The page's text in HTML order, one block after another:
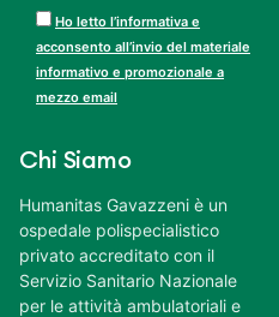
Ho letto l’informativa e
acconsento all’invio del materiale
informativo e promozionale a
mezzo email
Chi Siamo
Humanitas Gavazzeni è un
ospedale polispecialistico
privato accreditato con il
Servizio Sanitario Nazionale
per le attività ambulatoriali e